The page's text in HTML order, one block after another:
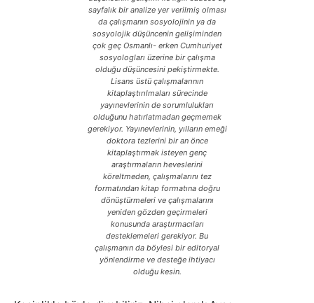
sayfalık bir analize yer verilmiş olması
da çalışmanın sosyolojinin ya da
sosyolojik düşüncenin gelişiminden
çok geç Osmanlı- erken Cumhuriyet
sosyologları üzerine bir çalışma
olduğu düşüncesini pekiştirmekte.
Lisans üstü çalışmalarının
kitaplaştırılmaları sürecinde
yayınevlerinin de sorumlulukları
olduğunu hatırlatmadan geçmemek
gerekiyor. Yayınevlerinin, yılların emeği
doktora tezlerini bir an önce
kitaplaştırmak isteyen genç
araştırmaların heveslerini
köreltmeden, çalışmalarını tez
formatından kitap formatına doğru
dönüştürmeleri ve çalışmalarını
yeniden gözden geçirmeleri
konusunda araştırmacıları
desteklemeleri gerekiyor. Bu
çalışmanın da böylesi bir editoryal
yönlendirme ve desteğe ihtiyacı
olduğu kesin.